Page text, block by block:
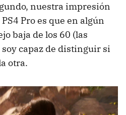
nuestra impresión
Pro es que en algún
baja de los 60 (las
capaz de distinguir si
otra.